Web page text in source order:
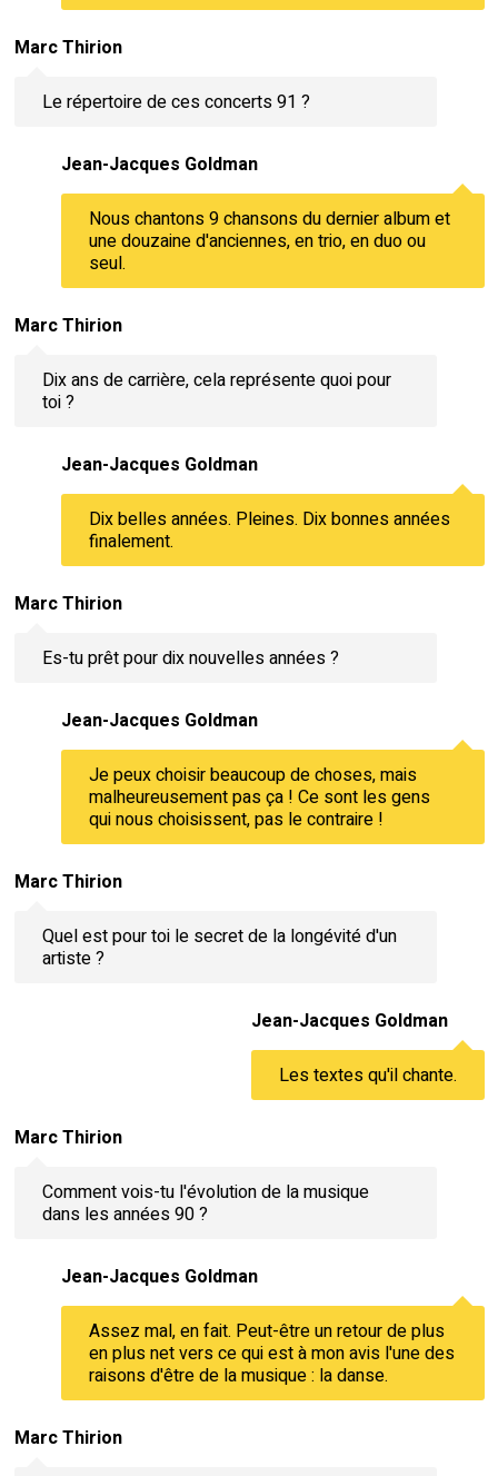
Marc Thirion
Le répertoire de ces concerts 91 ?
Jean-Jacques Goldman
Nous chantons 9 chansons du dernier album et
une douzaine d'anciennes, en trio, en duo ou
seul.
Marc Thirion
Dix ans de carrière, cela représente quoi pour
toi ?
Jean-Jacques Goldman
Dix belles années. Pleines. Dix bonnes années
finalement.
Marc Thirion
Es-tu prêt pour dix nouvelles années ?
Jean-Jacques Goldman
Je peux choisir beaucoup de choses, mais
malheureusement pas ça ! Ce sont les gens
qui nous choisissent, pas le contraire !
Marc Thirion
Quel est pour toi le secret de la longévité d'un
artiste ?
Jean-Jacques Goldman
Les textes qu'il chante.
Marc Thirion
Comment vois-tu l'évolution de la musique
dans les années 90 ?
Jean-Jacques Goldman
Assez mal, en fait. Peut-être un retour de plus
en plus net vers ce qui est à mon avis l'une des
raisons d'être de la musique : la danse.
Marc Thirion